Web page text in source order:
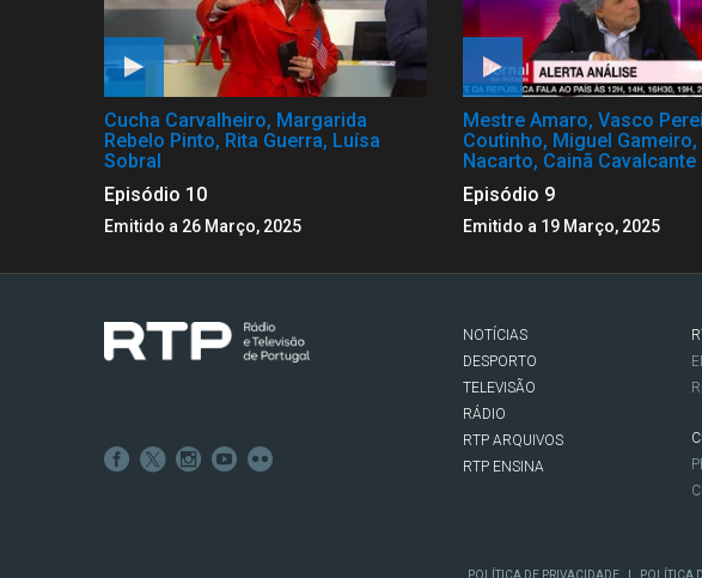
Cucha Carvalheiro, Margarida
Rebelo Pinto, Rita Guerra, Luísa
Sobral
Episódio 10
Emitido a 26 Março, 2025
Mestre Amaro, Vasco
Coutinho, Miguel
Nacarto, Cainã Cavalcante
Episódio 9
Emitido a 19 Março, 2025
NOTÍCIAS
DESPORTO
TELEVISÃO
RÁDIO
RTP ARQUIVOS
RTP ENSINA
POLÍTICA DE PRIVACIDADE POLÍTICA